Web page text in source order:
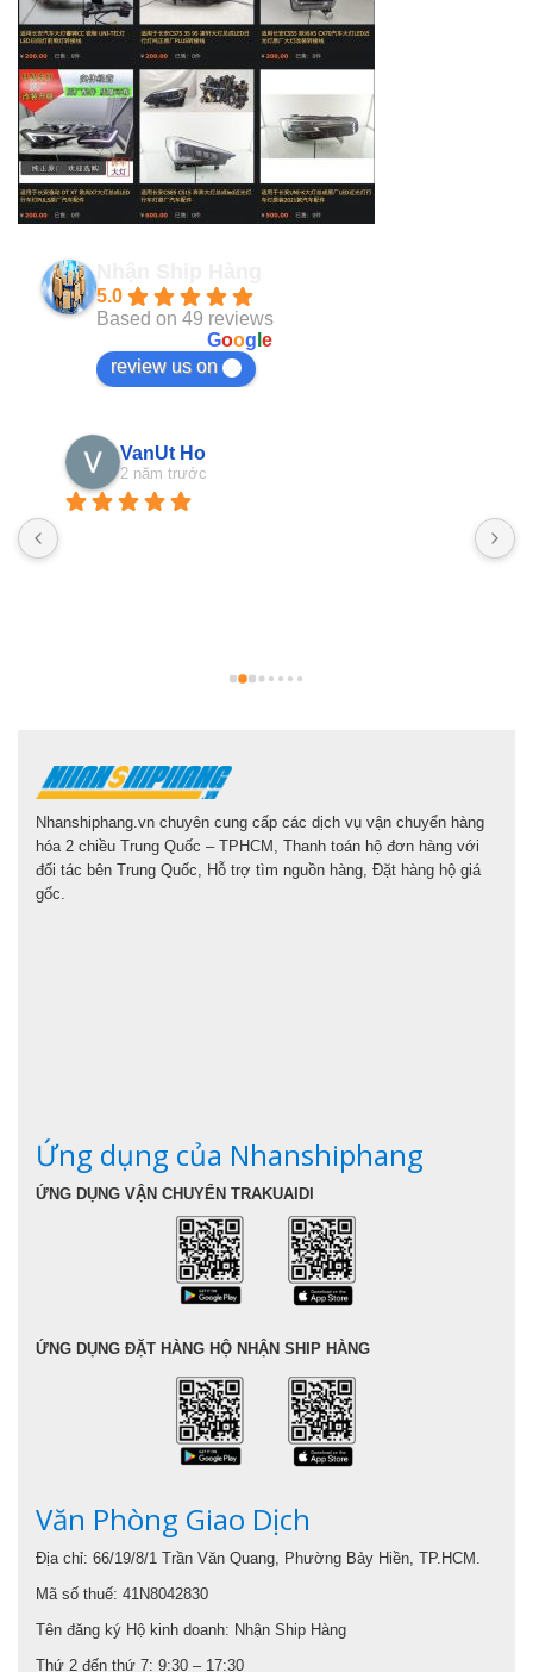
5.0
Based on 49 reviews
Goog e
review us on
VanUt Ho
2 năm trước
Nhanshiphang.vn chuyên cung cấp các dịch vụ vận chuyển hàng
hóa 2 chiều Trung Quốc – TPHCM, Thanh toán hộ đơn hàng với
đối tác bên Trung Quốc, Hỗ trợ tìm nguồn hàng, Đặt hàng hộ giá
gốc.
Ứng dụng của Nhanshiphang
ỨNG DỤNG VẬN CHUYỂN TRAKUAIDI
ỨNG DỤNG ĐẶT HÀNG HỘ NHẬN SHIP HÀNG
Văn Phòng Giao Dịch
Địa chỉ: 66/19/8/1 Trần Văn Quang, Phường Bảy Hiền, TP.HCM.
Mã số thuế: 41N8042830
Tên đăng ký Hộ kinh doanh: Nhận Ship Hàng
Thứ 2 đến thứ 7: 9:30 – 17:30